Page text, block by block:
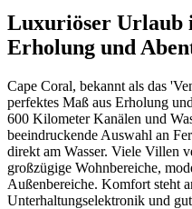
Luxuriöser Urlaub
Erholung und
Cape Coral, bekannt als das
perfektes Maß aus Erholung
600 Kilometer Kanälen und
beeindruckende Auswahl an
direkt am Wasser. Viele Villen
großzügige Wohnbereiche,
Außenbereiche. Komfort steht
Unterhaltungselektronik und